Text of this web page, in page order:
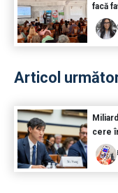
facă
Articol
cere